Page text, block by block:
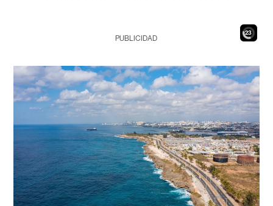
21
PUBLICIDAD